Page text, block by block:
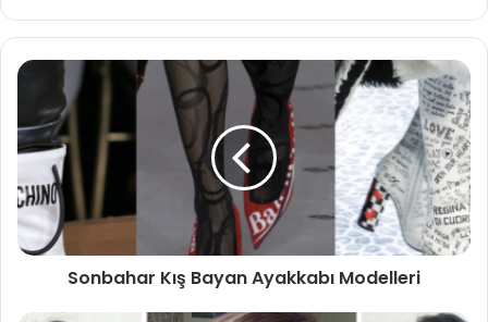
Sonbahar Kış Bayan Ayakkabı Modelleri